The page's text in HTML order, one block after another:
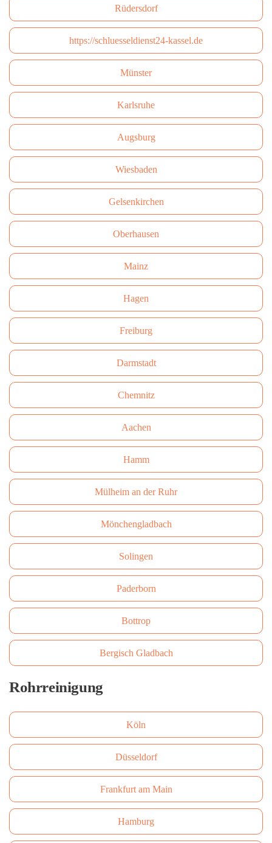
Rüdersdorf
https://schluesseldienst24-kassel.de
Münster
Karlsruhe
Augsburg
Wiesbaden
Gelsenkirchen
Oberhausen
Mainz
Hagen
Freiburg
Darmstadt
Сhemnitz
Aachen
Hamm
Mülheim an der Ruhr
Mönchengladbach
Solingen
Paderborn
Bottrop
Bergisch Gladbach
Rohrreinigung
Köln
Düsseldorf
Frankfurt am Main
Hamburg